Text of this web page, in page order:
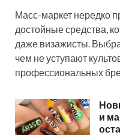
Масс-маркет нередко
достойные средства,
даже визажисты.
чем не уступают
профессиональных
и